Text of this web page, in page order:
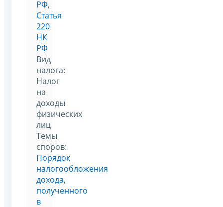
РФ,
Статья
220
НК
РФ
Вид
налога:
Налог
на
доходы
физических
лиц
Темы
споров:
Порядок
налогообложения
дохода,
полученного
в